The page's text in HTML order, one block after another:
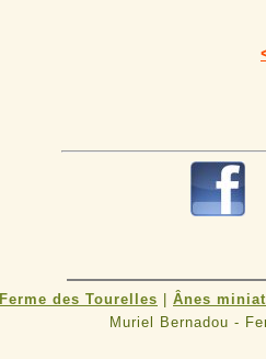
Ferme des Tourelles
Ânes
Muriel Bernadou -